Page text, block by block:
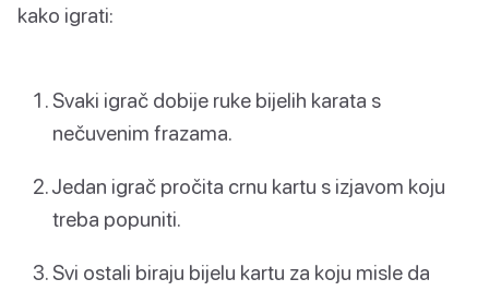
kako igrati:
Svaki igrač dobije ruke bijelih karata s
nečuvenim frazama.
Jedan igrač pročita crnu kartu s izjavom koju
treba popuniti.
Svi ostali biraju bijelu kartu za koju misle da